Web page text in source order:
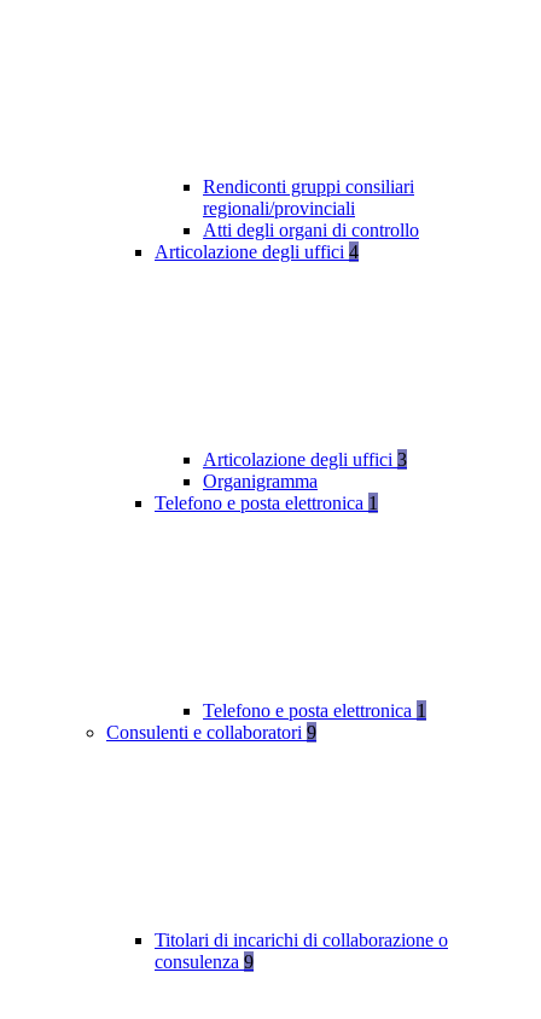
Rendiconti gruppi consiliari
regionali/provinciali
Atti degli organi di controllo
Articolazione degli uffici 4
Articolazione degli uffici 3
Organigramma
Telefono e posta elettronica 1
Telefono e posta elettronica 1
Consulenti e collaboratori 9
Titolari di incarichi di collaborazione o
consulenza 9